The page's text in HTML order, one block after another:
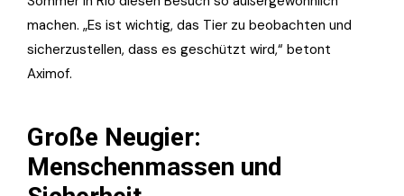
machen. „Es ist wichtig, das Tier zu beobachten und
sicherzustellen, dass es geschützt wird,“ betont
Aximof.
Große Neugier:
Menschenmassen und